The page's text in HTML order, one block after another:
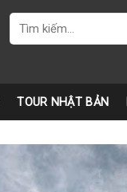
Tìm
kiếm:
TOUR NHẬT BẢN